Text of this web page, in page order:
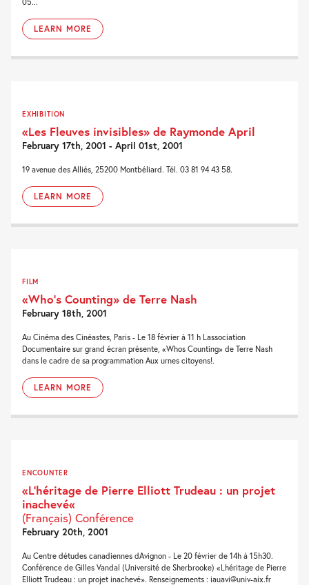
LEARN MORE
EXHIBITION
«Les Fleuves invisibles» de Raymonde April
February 17th, 2001 - April 01st, 2001
19 avenue des Alliés, 25200 Montbéliard. Tél. 03 81 94 43 58.
LEARN MORE
FILM
«Who’s Counting» de Terre Nash
February 18th, 2001
Au Cinéma des Cinéastes, Paris - Le 18 février à 11 h Lassociation
Documentaire sur grand écran présente, «Whos Counting» de Terre Nash
dans le cadre de sa programmation Aux urnes citoyens!.
LEARN MORE
ENCOUNTER
«L’héritage de Pierre Elliott Trudeau : un projet
inachevé«
(Français) Conférence
February 20th, 2001
Au Centre détudes canadiennes dAvignon - Le 20 février de 14h à 15h30.
Conférence de Gilles Vandal (Université de Sherbrooke) «Lhéritage de Pierre
Elliott Trudeau : un projet inachevé». Renseignements : iauavi@univ-aix.fr